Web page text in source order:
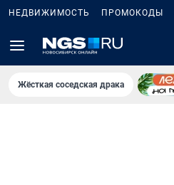
НЕДВИЖИМОСТЬ ПРОМОКОДЫ
Жёсткая соседская драка